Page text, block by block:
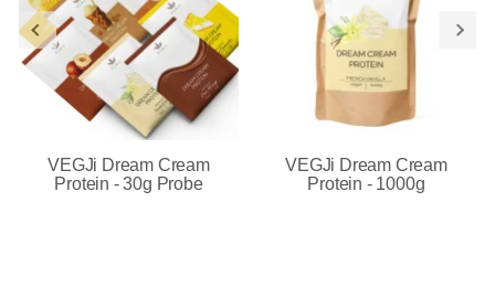
VEGJi Dream Cream
Protein - 30g Probe
VEGJi Dream Cream
Protein - 1000g